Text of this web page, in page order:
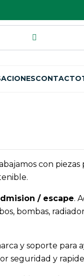
CONTACTO
con
/ escape.
bombas,
y soporte
seguridad y